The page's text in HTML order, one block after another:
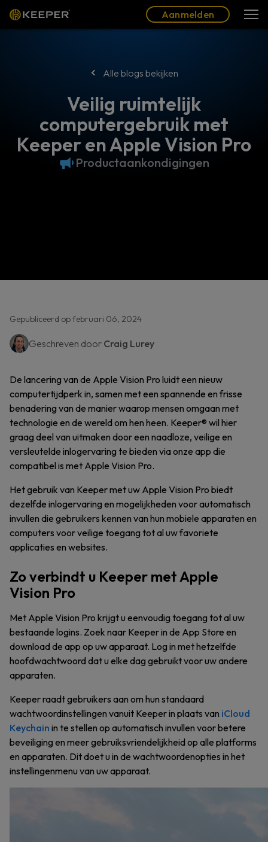
Aanmelden
Alle blogs bekijken
Veilig ruimtelijk
computergebruik met
Keeper en Apple Vision Pro
Productaankondigingen
Gepubliceerd op februari 06, 2024
Geschreven door Craig Lurey
De lancering van de Apple Vision Pro luidt een nieuw
computertijdperk in, samen met een spannende en frisse
benadering van de manier waarop mensen omgaan met
technologie en de wereld om hen heen. Keeper® wil hier
graag deel van uitmaken door een naadloze, veilige en
versleutelde inlogervaring te bieden via onze app die
compatibel is met Apple Vision Pro.
Het gebruik van Keeper met uw Apple Vision Pro biedt
dezelfde inlogervaring en mogelijkheden voor automatisch
invullen die gebruikers kennen van hun mobiele apparaten en
computers voor veilige toegang tot al uw favoriete
applicaties en websites.
Zo verbindt u Keeper met Apple
Vision Pro
Met Apple Vision Pro krijgt u eenvoudig toegang tot al uw
bestaande logins. Zoek naar Keeper in de App Store en
download de app op uw apparaat. Log in met hetzelfde
hoofdwachtwoord dat u elke dag gebruikt voor uw andere
apparaten.
Keeper raadt gebruikers aan om hun standaard
wachtwoordinstellingen vanuit Keeper in plaats van iCloud
Keychain in te stellen op automatisch invullen voor betere
beveiliging en meer gebruiksvriendelijkheid op alle platforms
en apparaten. Dit doet u in de wachtwoordenopties in het
instellingenmenu van uw apparaat.